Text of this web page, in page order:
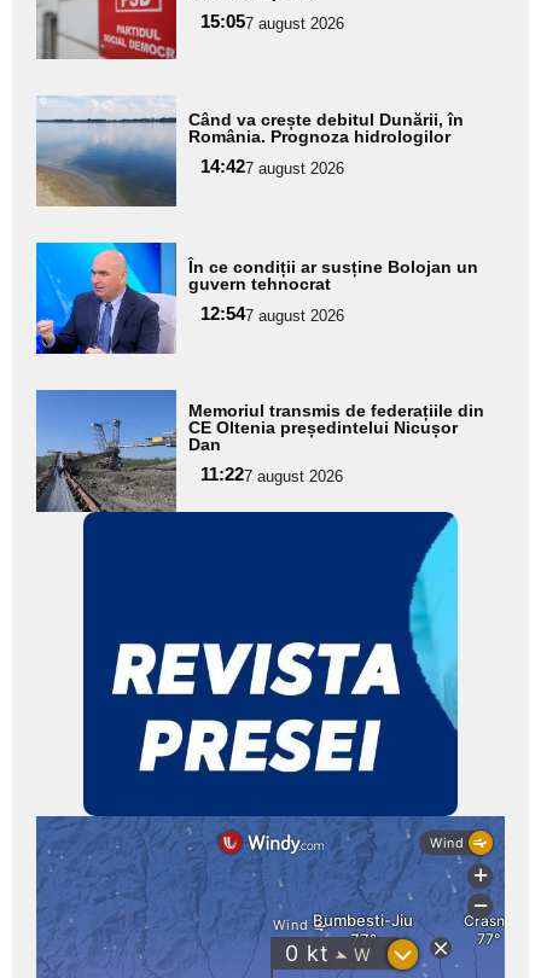
pentru
subtitlu
15:057 august 2026
Adaugă
aici textul
pentru
subtitlu
Când va crește debitul Dunării, în
România. Prognoza hidrologilor
14:427 august 2026
Adaugă
aici textul
pentru
subtitlu
În ce condiții ar susține Bolojan un
guvern tehnocrat
12:547 august 2026
aici textul
pentru
subtitlu
Memoriul transmis de federațiile din
CE Oltenia președintelui Nicușor
Dan
11:227 august 2026